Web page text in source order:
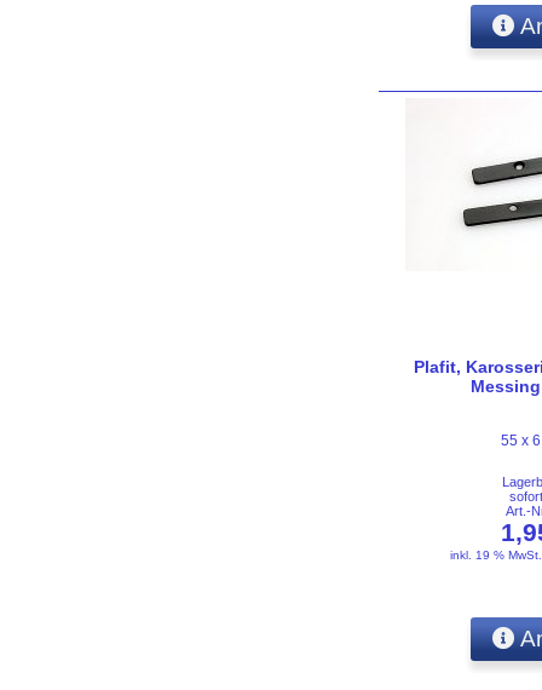
Plafit,
55 x
Art.-
inkl. 19 %